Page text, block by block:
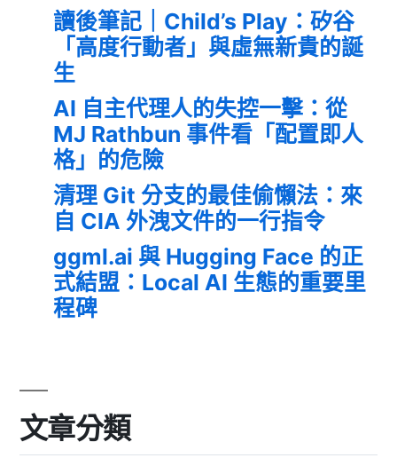
讀後筆記｜Child’s Play：矽谷
「高度行動者」與虛無新貴的誕
生
AI 自主代理人的失控一擊：從
MJ Rathbun 事件看「配置即人
格」的危險
清理 Git 分支的最佳偷懶法：來
自 CIA 外洩文件的一行指令
ggml.ai 與 Hugging Face 的正
式結盟：Local AI 生態的重要里
程碑
文章分類